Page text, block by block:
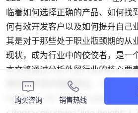
临着如何选择正确的产品、如何找
何有效开发客户以及如何提升自己
其是对于那些处于职业瓶颈期的从
现状，成为行业中的佼佼者，是一
本文将通过分析外贸行业的核心要
激烈的市场中脱颖而出。</
height: 1.75;"><font
购买咨询 销售热线